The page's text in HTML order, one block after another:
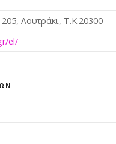
Λουτράκι, Τ.Κ.20300
el/